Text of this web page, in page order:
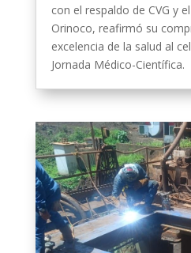
con el respaldo de CVG y
Orinoco, reafirmó su
excelencia de la salud al
Jornada Médico-Científica.